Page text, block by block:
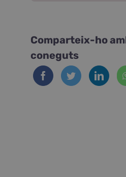
Comparteix-ho
coneguts